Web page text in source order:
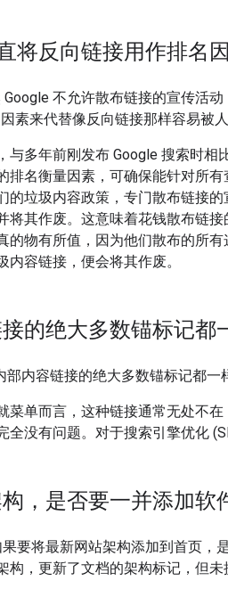
将反向链接用作排名
Google 不允许散布链接的宣传活
素来代替像反向链接那样容易被
与多年前刚发布 Google 搜索时
排名衡量因素，可确保能针对所
的垃圾内容政策，专门散布链接
将其作废。这意味着花钱散布链
的物有所值，因为他们散布的所
容链接，便会将其作废。
的绝大多数锚标记都
部内容链接的绝大多数锚标记都
菜单而言，这种链接通常无处不
全没有问题。对于搜索引擎优化
，是否要一并添加软
果要将最新网站架构添加到首页
构，更新了文档的架构标记，但